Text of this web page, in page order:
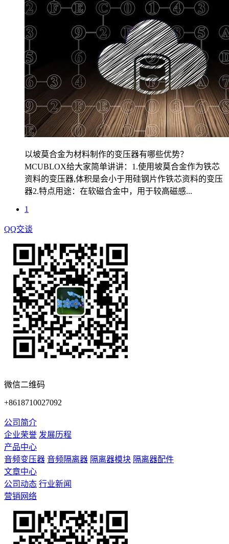
以坡莫合金为材料制作的变压器有哪些优势？
MCUBLOX给大家简单讲讲：1.使用坡莫合金作为铁芯
资料的变压器,体积是会小于用硅钢片作铁芯资料的变压
器2.特点用途：在软磁合金中，用于较高磁感...
1
QQ交谈
微信二维码
+8618710027092
公司简介
企业荣誉 发展历程
产品中心
音频变压器 音频隔离器 隔离器模块 隔离器配件
文章中心
公司动态 行业新闻
营销网络